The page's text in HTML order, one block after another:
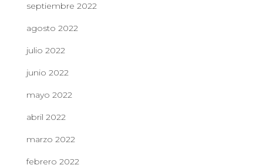
septiembre 2022
agosto 2022
julio 2022
junio 2022
mayo 2022
abril 2022
marzo 2022
febrero 2022